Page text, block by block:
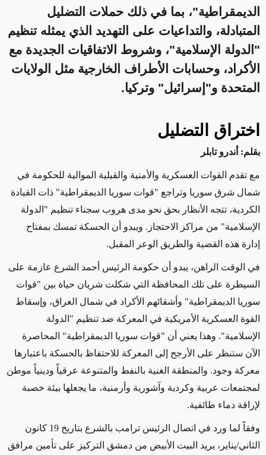
الديمقراطية"، بما في ذلك حملات التضليل
المتبادلة، والتداعيات على التهديد الذي يمثله تنظيم
"الدولة الإسلامية"، وشروط الاتفاقيات الجديدة مع
الأكراد، وحسابات الأطراف الخارجية مثل الولايات
المتحدة و"إسرائيل" وتركيا.
اختراق التضليل
بقلم: أندرو تابلر
مع تقدم القوات العسكرية والأمنية والقبلية الموالية للحكومة في
شمال شرق سوريا وتراجع "قوات سوريا الديمقراطية" ذات القيادة
الكردية، تتجه الأنظار بحق نحو مدى هروب سجناء تنظيم "الدولة
الإسلامية" من مراكز الاحتجاز. ويبدو أن الحسكة تمسك بمفتاح
إدارة هذه القضية والطريق الوعر المقبل.
في الوقت الراهن، يبدو أن حكومة الرئيس أحمد الشرع عازمة على
السيطرة على تلك المحافظة التي شكلت شريان حياة بين "قوات
سوريا الديمقراطية" وأشقائهم الأكراد في شمال العراق، وإسقاط
القوة العسكرية الأمريكية في المعركة ضد تنظيم "الدولة
الإسلامية". وهذا يعني أن "قوات سوريا الديمقراطية" المحاصرة
الآن ستنظر على الأرجح إلى المعركة للاحتفاظ بالحسكة باعتبارها
معركة وجود. والمنطقة الغنية بالنفط والمتنوعة عرقياً ودينياً موطن
لمجتمعات عربية وكردية وآشورية وأرمنية، ما يجعلها بيئة خصبة
لإراقة دماء طائفية.
وفقاً لما ورد في اتصال الرئيس ترامب بالشرع بتاريخ 19 كانون
الثاني/يناير، يريد البيت الأبيض من دمشق التركيز على تأمين مرافق